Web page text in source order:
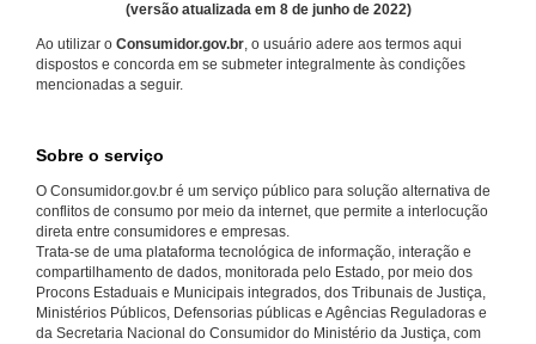
(versão atualizada em 8 de junho de 2022)
Ao utilizar o Consumidor.gov.br, o usuário adere aos termos aqui
dispostos e concorda em se submeter integralmente às condições
mencionadas a seguir.
Sobre o serviço
O Consumidor.gov.br é um serviço público para solução alternativa de
conflitos de consumo por meio da internet, que permite a interlocução
direta entre consumidores e empresas.
Trata-se de uma plataforma tecnológica de informação, interação e
compartilhamento de dados, monitorada pelo Estado, por meio dos
Procons Estaduais e Municipais integrados, dos Tribunais de Justiça,
Ministérios Públicos, Defensorias públicas e Agências Reguladoras e
da Secretaria Nacional do Consumidor do Ministério da Justiça, com